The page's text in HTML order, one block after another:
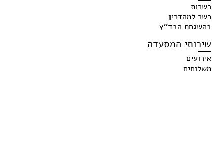
כשרות
כשר למהדרין
בהשגחת הבד''ץ
שירותי המסעדה
אירועים
משלוחים